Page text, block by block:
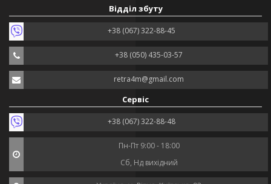
Відділ збуту
+38 (067) 322-88-45
+38 (050) 435-03-57
retra4m@gmail.com
Сервіс
+38 (067) 322-88-48
Пн-Пт 9:00 - 18:00
Сб, Нд вихідний